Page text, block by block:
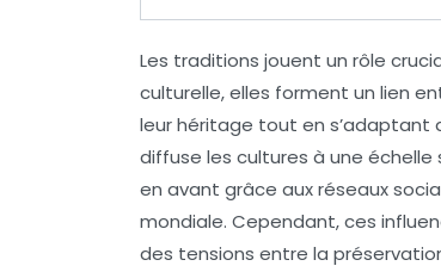
Les traditions jouent un rôle
culturelle, elles forment un lien
leur héritage tout en s’adaptant
diffuse les cultures à une échelle
en avant grâce auxréseaux
mondiale. Cependant, ces
des tensions entre la